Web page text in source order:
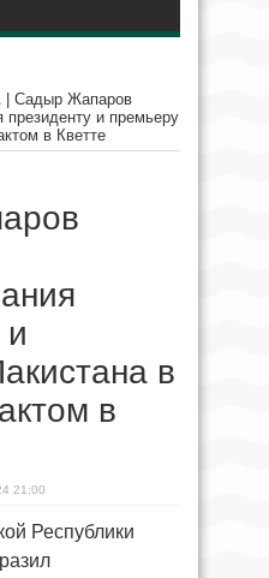
Садыр Жапаров
президенту и премьеру
в Кветте
и
в
в
21:00
Республики